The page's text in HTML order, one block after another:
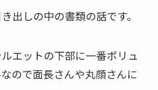
出しの中の書類の話です。
エットの下部に一番ボリュ
ので面長さんや丸顔さんに